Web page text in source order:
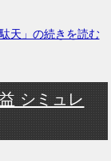
天」の続きを読む
シミュレ